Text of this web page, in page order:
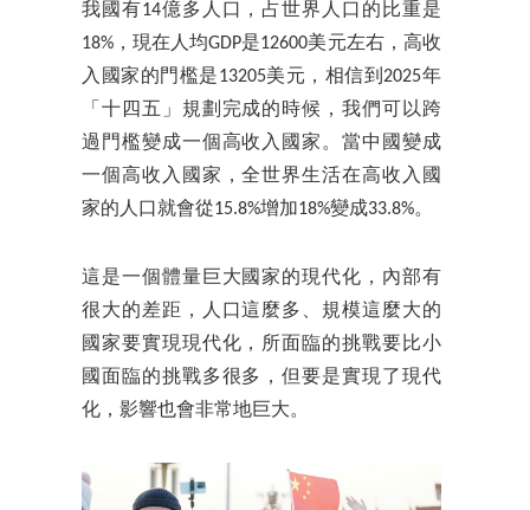
我國有14億多人口，占世界人口的比重是
18%，現在人均GDP是12600美元左右，高收
入國家的門檻是13205美元，相信到2025年
「十四五」規劃完成的時候，我們可以跨
過門檻變成一個高收入國家。當中國變成
一個高收入國家，全世界生活在高收入國
家的人口就會從15.8%增加18%變成33.8%。
這是一個體量巨大國家的現代化，內部有
很大的差距，人口這麼多、規模這麼大的
國家要實現現代化，所面臨的挑戰要比小
國面臨的挑戰多很多，但要是實現了現代
化，影響也會非常地巨大。